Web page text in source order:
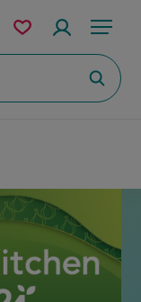
Menu
Mijn
bewaarde